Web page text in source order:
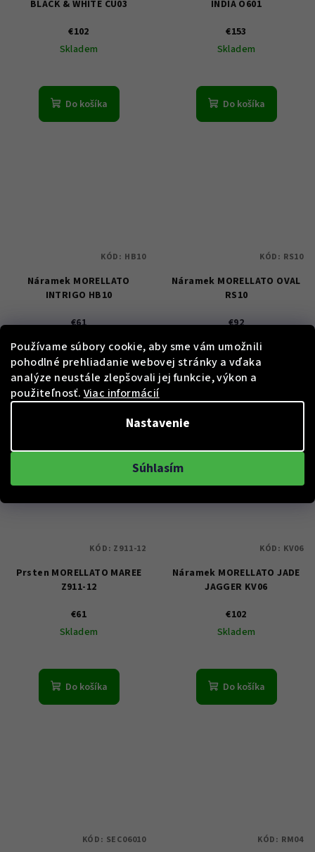
Používame súbory cookie, aby sme vám umožnili
pohodlné prehliadanie webovej stránky a vďaka
analýze neustále zlepšovali jej funkcie, výkon a
použiteľnosť. Viac informácií
Nastavenie
Súhlasím
BLACK & WHITE CU03
€102
Skladem
Do košíka
INDIA O601
€153
Skladem
Do košíka
Náramek MORELLATO
INTRIGO HB10
€61
Skladem
Do košíka
KÓD: HB10
Náramek MORELLATO OVAL
RS10
€92
Skladem
KÓD: RS10
Prsten MORELLATO MAREE
Z911-12
€61
Skladem
Do košíka
KÓD: Z911-12
Náramek MORELLATO JADE
JAGGER KV06
€102
Skladem
Do košíka
KÓD: KV06
KÓD: SEC06010 KÓD: RM04